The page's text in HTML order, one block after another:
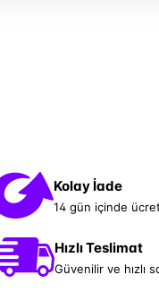
Kolay İade
14 gün içinde
Hızlı Teslimat
Güvenilir ve hızlı